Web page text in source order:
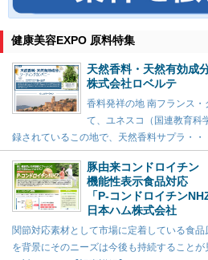
健康美容EXPO 原料特集
天然香料・天然有効成
株式会社ロベルテ
香料発祥の地 南フランス
て、ユネスコ（国連教育科
録されているこの地で、天然香料サプラ・・
豚由来コンドロイチン
機能性表示食品対応
「P-コンドロイチン
日本ハム株式会社
関節対応素材として市場に定着している食
を背景にそのニーズは今後も持続すること